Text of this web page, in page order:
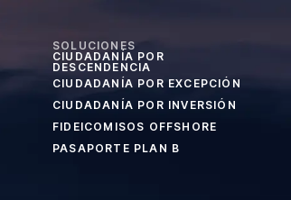
SOLUCIONES
CIUDADANÍA POR
DESCENDENCIA
CIUDADANÍA POR EXCEPCIÓN
CIUDADANÍA POR INVERSIÓN
FIDEICOMISOS OFFSHORE
PASAPORTE PLAN B